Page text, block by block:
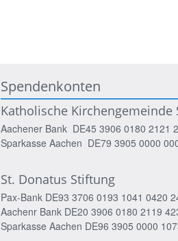
Spendenkonten
Katholische Kirchengemeinde
Aachener Bank DE45 3906 0180 2121
Sparkasse Aachen DE79 3905 0000
St. Donatus Stiftung
Pax-Bank DE93 3706 0193 1041 0420
Aachenr Bank DE20 3906 0180 2119
Sparkasse Aachen DE96 3905 0000